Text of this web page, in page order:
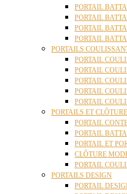
PORTAIL
PORTAIL
PORTAIL
PORTAIL
PORTAILS
PORTAIL
PORTAIL
PORTAIL
PORTAIL
PORTAIL
PORTAILS ET
PORTAIL
PORTAIL
PORTAIL ET
CLÔTURE
PORTAIL
PORTAILS DESIGN
PORTAIL